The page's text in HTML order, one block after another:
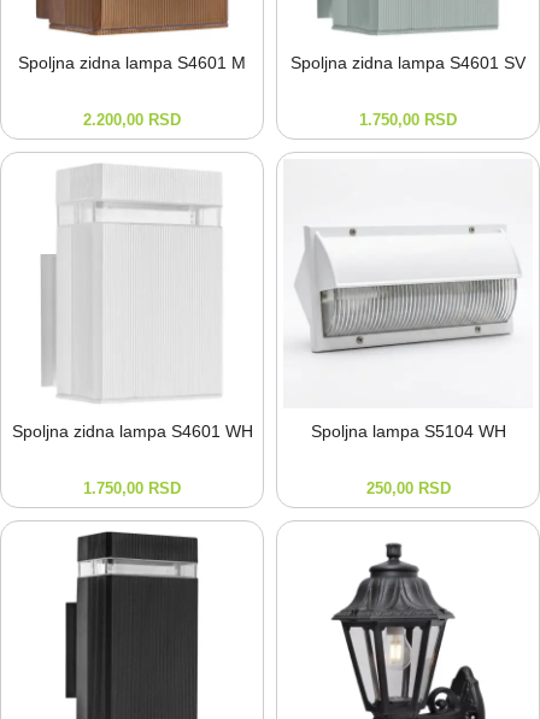
Spoljna zidna lampa S4601 M
2.200,00 RSD
Spoljna zidna lampa S4601 SV
1.750,00 RSD
Spoljna zidna lampa S4601 WH
1.750,00 RSD
Spoljna lampa S5104 WH
250,00 RSD